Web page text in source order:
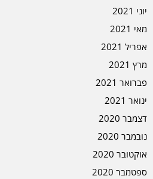
יוני 2021
מאי 2021
אפריל 2021
מרץ 2021
פברואר 2021
ינואר 2021
דצמבר 2020
נובמבר 2020
אוקטובר 2020
ספטמבר 2020